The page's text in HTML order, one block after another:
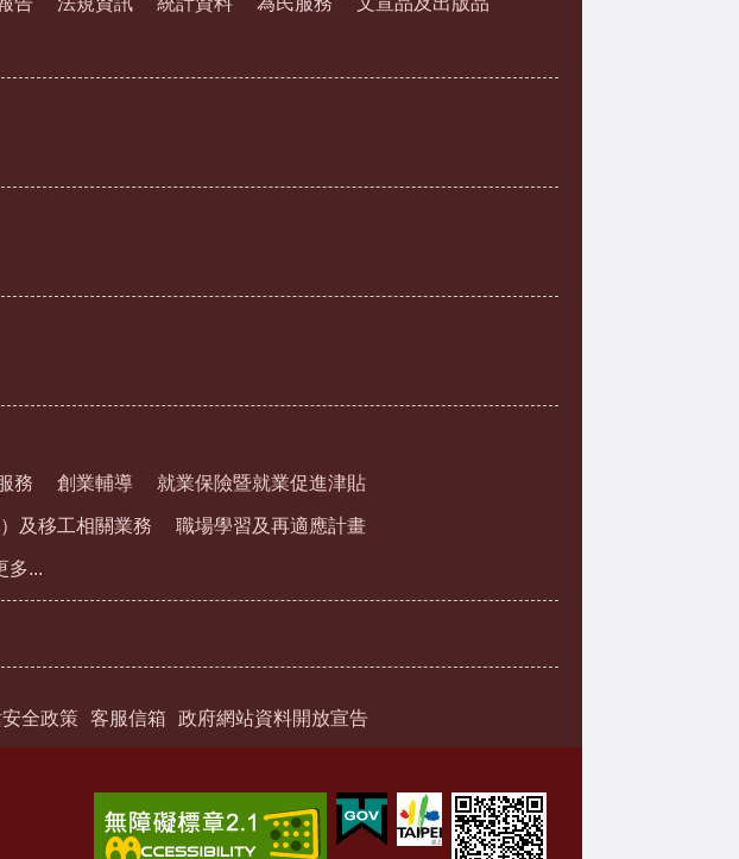
務 創業輔導 就業保險暨就業促進津貼
及移工相關業務 職場學習及再適應計畫
多...
全政策 客服信箱 政府網站資料開放宣告